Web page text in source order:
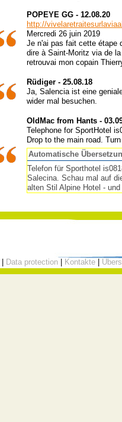
POPEYE GG - 12.08.20
http://
Mercredi 26 juin 2019
Je n'ai pas fait cette étape
dire à Saint-Moritz via de
retrouvai mon copain
Rüdiger - 25.08.18
Ja, Salencia ist eine
wider mal besuchen.
OldMac from Hants -
Telephone for SportHotel
Drop to the main road.
Automatische
Telefon für Sporthotel
Salecina. Schau mal auf
alten Stil Alpine Hotel -
Data protection Kontakte